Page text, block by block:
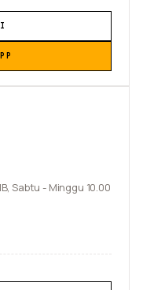
Sabtu - Minggu 10.00